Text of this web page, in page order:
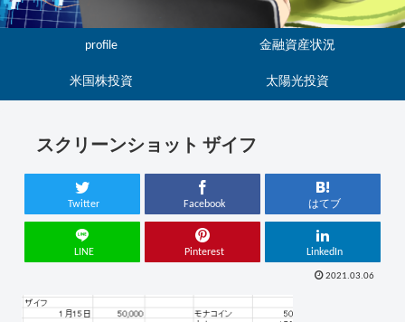
profile 金融資産状況
米国株投資 太陽光投資
スクリーンショット ザイフ
Twitter Facebook はてブ
LINE Pinterest LinkedIn
2021.03.06